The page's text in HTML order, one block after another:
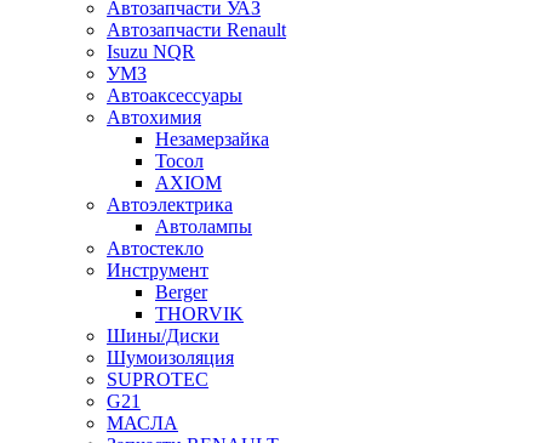
Автозапчасти УАЗ
Автозапчасти Renault
Isuzu NQR
УМЗ
Автоаксессуары
Автохимия
Незамерзайка
Тосол
AXIOM
Автоэлектрика
Автолампы
Автостекло
Инструмент
Berger
THORVIK
Шины/Диски
Шумоизоляция
SUPROTEC
G21
МАСЛА